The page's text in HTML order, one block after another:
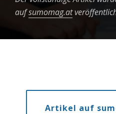
aufsumomag.at
Artikel auf